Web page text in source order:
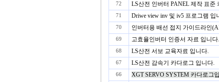
72 LS산전 인버터 PANEL 제작 표준
71 Driwe view inv 및 iv5 프로그램 입
70 인버터용 배선 접지 가이드라인
69 고효율인버터 인증서 자료 입니다.
68 LS산전 서보 교육자료 입니다.
67 LS산전 감속기 카다로그 입니다.
66 XGT SERVO SYSTEM 카다로그